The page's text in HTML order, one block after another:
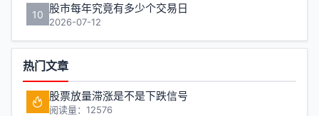
10 股市每年究竟有多少个交易日
2026-07-12
热门文章
股票放量滞涨是不是下跌信号
阅读量：12576